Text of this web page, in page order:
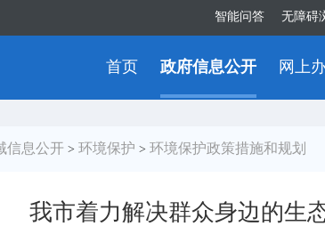
智能问答 无障碍
首页 政府信息公开 网上
信息公开 > 环境保护 > 环境保护政策措施和规划
我市着力解决群众身边的生